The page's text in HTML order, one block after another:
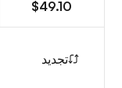
$49.10
تجديد